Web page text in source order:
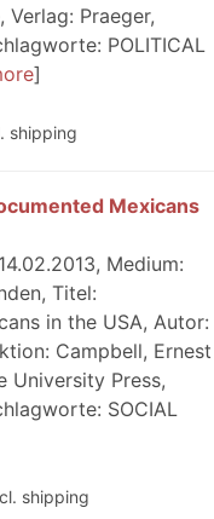
Verlag: Praeger,
POLITICAL
shipping
Mexicans
Medium:
Titel:
in the USA, Autor:
Campbell, Ernest
University Press,
SOCIAL
shipping